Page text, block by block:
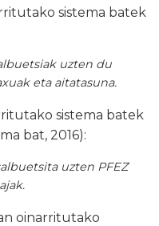
sistema batek
uzten du
eta aitatasuna.
sistema batek
bat, 2016):
uzten PFEZ
oinarritutako